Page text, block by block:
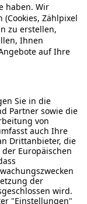
60/250/450 GB
der Aktivierung
verfällt am Ende der
Mbit/s Download, 25
handelt sich jeweils um
& durchschnittlich
Leistungserbringer
40472 Düsseldorf.
Infos: alditalk.de.
ist E-Plus Service GmbH
ihre Leistung im Netz
Telefónica wurde im
Note „sehr gut“ (937
(975 Punkte), 2 x